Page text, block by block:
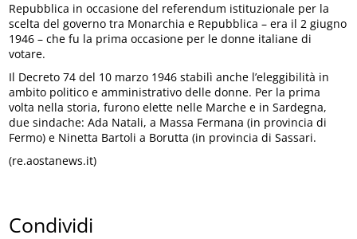
Repubblica in occasione del referendum istituzionale per la
scelta del governo tra Monarchia e Repubblica – era il 2 giugno
1946 – che fu la prima occasione per le donne italiane di
votare.
Il Decreto 74 del 10 marzo 1946 stabilì anche l’eleggibilità in
ambito politico e amministrativo delle donne. Per la prima
volta nella storia, furono elette nelle Marche e in Sardegna,
due sindache: Ada Natali, a Massa Fermana (in provincia di
Fermo) e Ninetta Bartoli a Borutta (in provincia di Sassari.
(re.aostanews.it)
Condividi